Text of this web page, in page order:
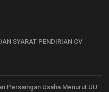
SYARAT PENDIRIAN CV
Persaingan Usaha Menurut UU